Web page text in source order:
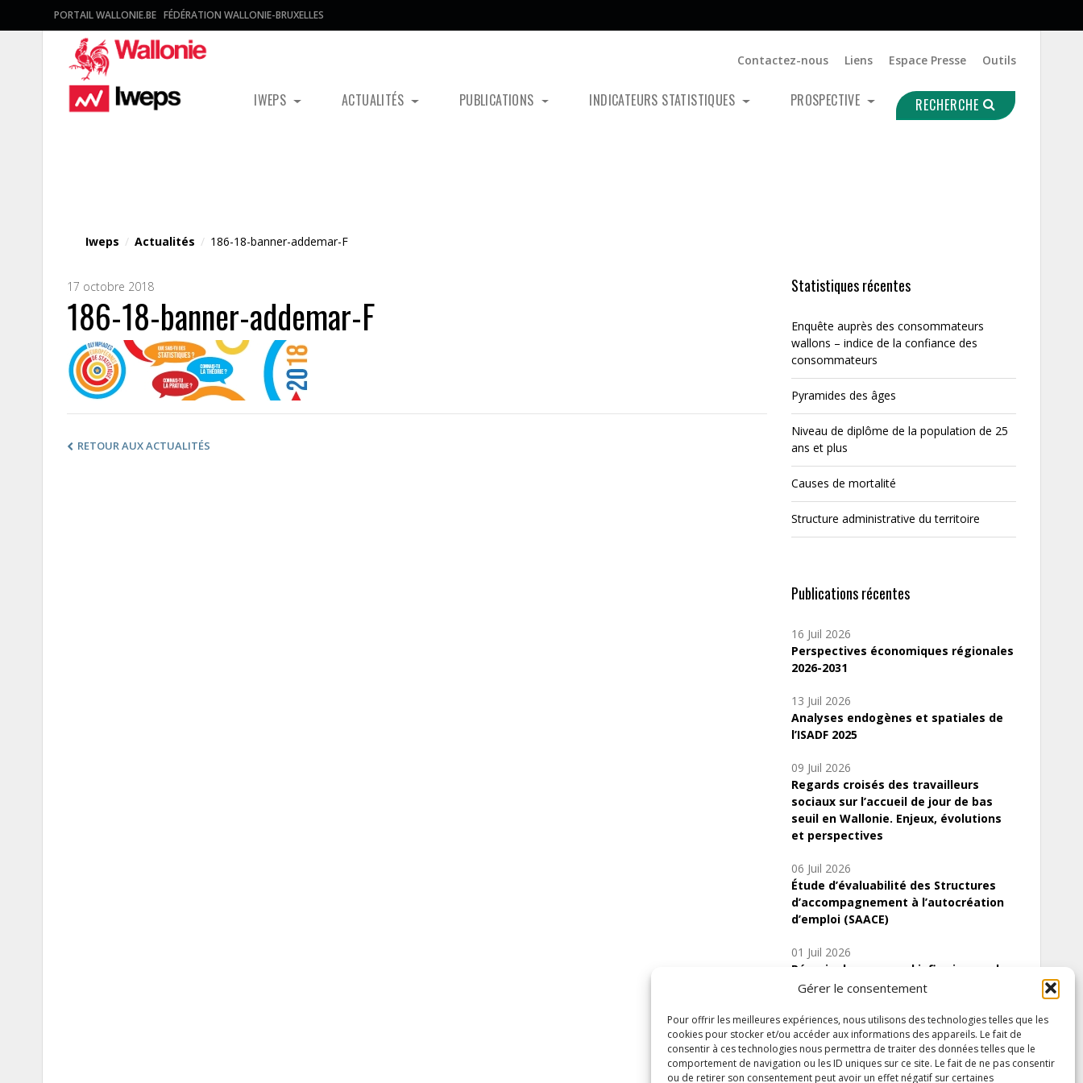
Gérer le consentement
Pour offrir les meilleures expériences, nous utilisons des technologies telles que les
cookies pour stocker et/ou accéder aux informations des appareils. Le fait de
consentir à ces technologies nous permettra de traiter des données telles que le
comportement de navigation ou les ID uniques sur ce site. Le fait de ne pas consentir
ou de retirer son consentement peut avoir un effet négatif sur certaines
PORTAIL WALLONIE.BE FÉDÉRATION WALLONIE-BRUXELLES
Contactez-nous Liens Espace Presse Outils
IWEPS ACTUALITÉS PUBLICATIONS INDICATEURS STATISTIQUES PROSPECTIVE RECHERCHE
Iweps / Actualités / 186-18-banner-addemar-F
17 octobre 2018
186-18-banner-addemar-F
RETOUR AUX ACTUALITÉS
Statistiques récentes
Enquête auprès des consommateurs
wallons – indice de la confiance des
consommateurs
Pyramides des âges
Niveau de diplôme de la population de 25
ans et plus
Causes de mortalité
Structure administrative du territoire
Publications récentes
16 Juil 2026
Perspectives économiques régionales
2026-2031
13 Juil 2026
Analyses endogènes et spatiales de
l’ISADF 2025
09 Juil 2026
Regards croisés des travailleurs
sociaux sur l’accueil de jour de bas
seuil en Wallonie. Enjeux, évolutions
et perspectives
06 Juil 2026
Étude d’évaluabilité des Structures
d’accompagnement à l’autocréation
d’emploi (SAACE)
01 Juil 2026
Pénurie du personnel infirmier :quels
indicateurs d’offre de soins pour
Inscrivez-vous à notre newsletter